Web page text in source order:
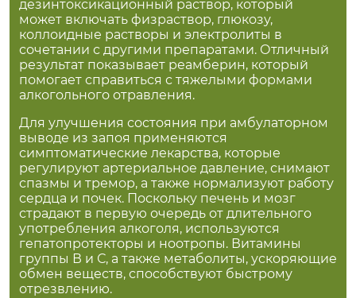
дезинтоксикационный раствор, который
может включать физраствор, глюкозу,
коллоидные растворы и электролиты в
сочетании с другими препаратами. Отличный
результат показывает реамберин, который
помогает справиться с тяжелыми формами
алкогольного отравления.
Для улучшения состояния при амбулаторном
выводе из запоя применяются
симптоматические лекарства, которые
регулируют артериальное давление, снимают
спазмы и тремор, а также нормализуют работу
сердца и почек. Поскольку печень и мозг
страдают в первую очередь от длительного
употребления алкоголя, используются
гепатопротекторы и ноотропы. Витамины
группы В и С, а также метаболиты, ускоряющие
обмен веществ, способствуют быстрому
отрезвлению.